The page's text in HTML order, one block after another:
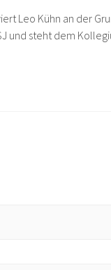
Leo Kühn an der
und steht dem